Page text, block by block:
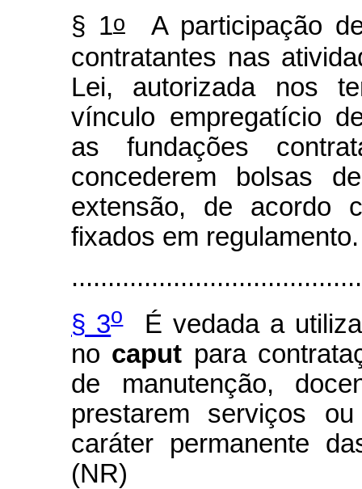
§ 1oA participação
contratantes nas
Lei, autorizada nos
vínculo empregatício
as fundações
concederem bolsas
extensão, de acordo
fixados em regulamento.
§ 3oÉ vedada a
no caput para
de manutenção,
prestarem serviços
caráter permanente
(NR)